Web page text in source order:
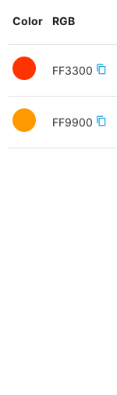
Color RGB
FF3300 content_copy
FF9900 content_copy